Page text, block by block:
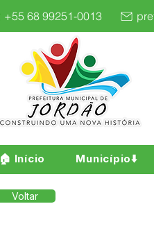
+55 68 99251-0013
🏠 Início Município⬇️
Voltar